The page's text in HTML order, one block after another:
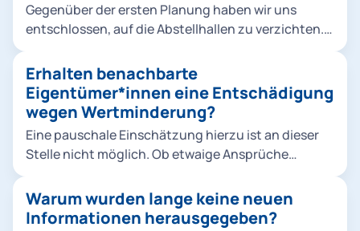
vorhandenen Flächen müssen dazu so effizient wie
möglich genutzt werden. Die Berücksichtigung der
wichtig.
Gegenüber der ersten Planung haben wir uns
entschlossen, auf die Abstellhallen zu verzichten.
Druck auf die kommunalen Finanzen erhöht. Daher
wurde rund ein Drittel der vormals veranschlagten
Projektkosten eingespart. Der größte Posten
waren dabei die Abstellhallen. Keine Option wären
allerdings Einsparungen auf Kosten des
Schallschutzes.
Erhalten benachbarte
Eigentümer*innen eine Entschädigung
wegen Wertminderung?
Eine pauschale Einschätzung hierzu ist an dieser
Stelle nicht möglich. Ob etwaige Ansprüche
durch die Regierung von Oberbayern zeigen.
Warum wurden lange keine neuen
Informationen herausgegeben?